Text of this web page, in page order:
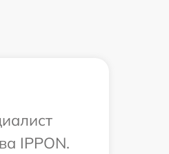
IPPON.